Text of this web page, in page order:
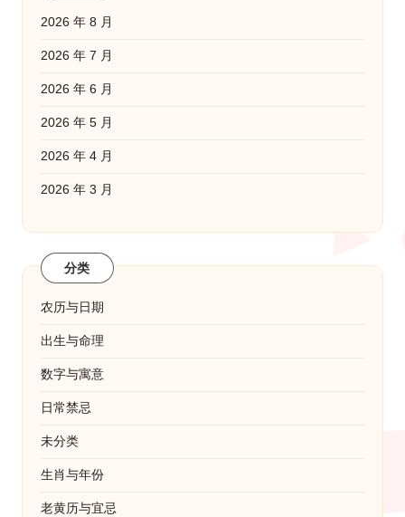
2026 年 8 月
2026 年 7 月
2026 年 6 月
2026 年 5 月
2026 年 4 月
2026 年 3 月
分类
农历与日期
出生与命理
数字与寓意
日常禁忌
未分类
生肖与年份
老黄历与宜忌